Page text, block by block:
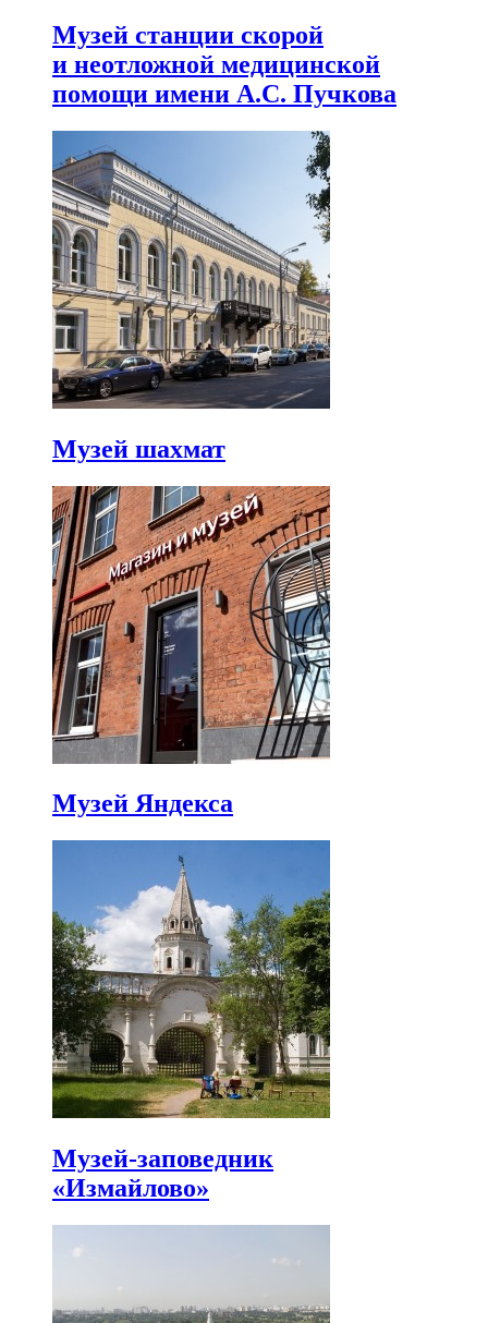
Музей станции скорой
и неотложной медицинской
помощи имени А.С. Пучкова
Музей шахмат
Музей Яндекса
Музей-заповедник
«Измайлово»